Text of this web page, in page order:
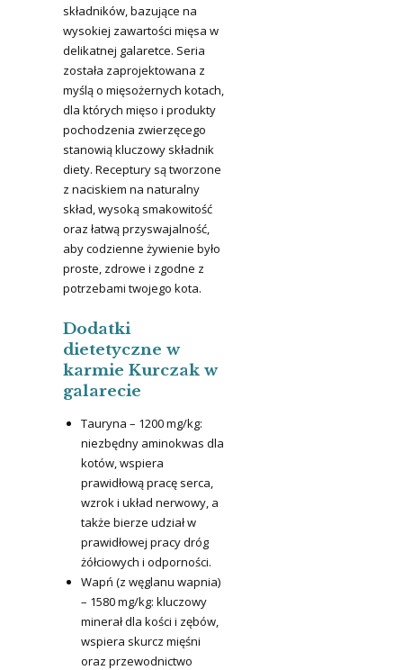
składników, bazujące na
wysokiej zawartości mięsa w
delikatnej galaretce. Seria
została zaprojektowana z
myślą o mięsożernych kotach,
dla których mięso i produkty
pochodzenia zwierzęcego
stanowią kluczowy składnik
diety. Receptury są tworzone
z naciskiem na naturalny
skład, wysoką smakowitość
oraz łatwą przyswajalność,
aby codzienne żywienie było
proste, zdrowe i zgodne z
potrzebami twojego kota.
Dodatki
dietetyczne w
karmie Kurczak w
galarecie
Tauryna – 1200 mg/kg:
niezbędny aminokwas dla
kotów, wspiera
prawidłową pracę serca,
wzrok i układ nerwowy, a
także bierze udział w
prawidłowej pracy dróg
żółciowych i odporności.
Wapń (z węglanu wapnia)
– 1580 mg/kg: kluczowy
minerał dla kości i zębów,
wspiera skurcz mięśni
oraz przewodnictwo